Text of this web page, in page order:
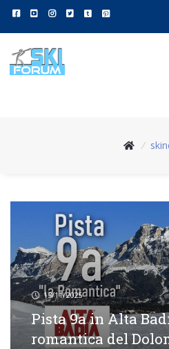
/
13/11/2025
Pista 9a in Alta
romantica del